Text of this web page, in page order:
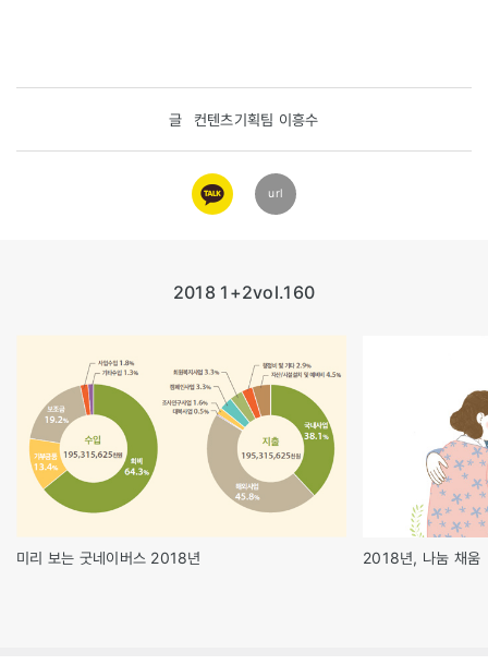
글 컨텐츠기획팀 이흥수
카카오
링크
url
2018 1+2vol.160
미리 보는 굿네이버스 2018년 2018년, 나눔 채움